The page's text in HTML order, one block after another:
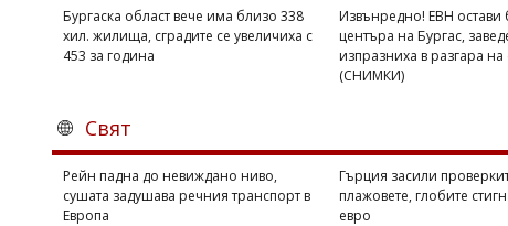
Бургаска област вече има близо 338
хил. жилища, сградите се увеличиха с
453 за година
Извънредно! ЕВН остави
центъра на Бургас,
изпразниха в разгара на
(СНИМКИ)
Свят
Рейн падна до невиждано ниво,
сушата задушава речния транспорт в
Европа
Гърция засили
плажовете, глобите
евро